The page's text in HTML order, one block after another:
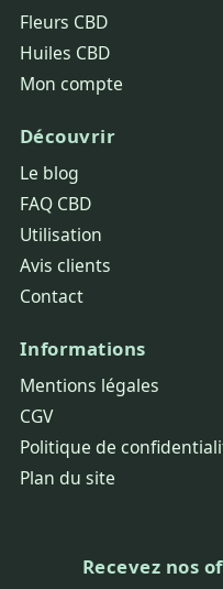
Fleurs CBD
Huiles CBD
Mon compte
Découvrir
Le blog
FAQ CBD
Utilisation
Avis clients
Contact
Informations
Mentions légales
CGV
Politique de
Plan du site
Recevez nos